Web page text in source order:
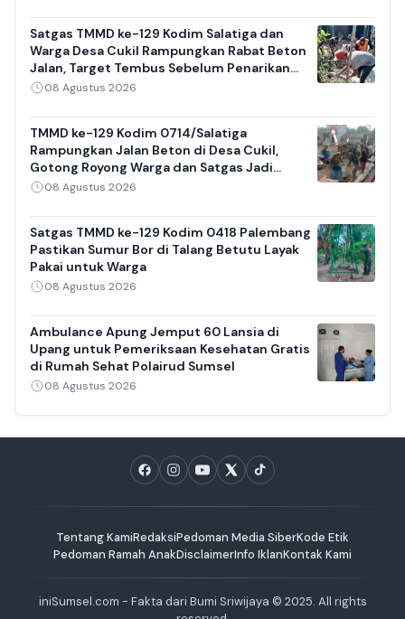
Satgas TMMD ke-129 Kodim Salatiga dan
Warga Desa Cukil Rampungkan Rabat Beton
Jalan, Target Tembus Sebelum Penarikan
Pasukan
08 Agustus 2026
TMMD ke-129 Kodim 0714/Salatiga
Rampungkan Jalan Beton di Desa Cukil,
Gotong Royong Warga dan Satgas Jadi
Sorotan
08 Agustus 2026
Satgas TMMD ke-129 Kodim 0418 Palembang
Pastikan Sumur Bor di Talang Betutu Layak
Pakai untuk Warga
08 Agustus 2026
Ambulance Apung Jemput 60 Lansia di
Upang untuk Pemeriksaan Kesehatan Gratis
di Rumah Sehat Polairud Sumsel
08 Agustus 2026
Tentang KamiRedaksiPedoman Media SiberKode Etik
Pedoman Ramah AnakDisclaimerInfo IklanKontak Kami
iniSumsel.com - Fakta dari Bumi Sriwijaya © 2025. All rights